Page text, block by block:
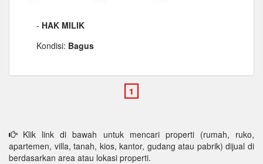
- HAK MILIK
Kondisi: Bagus
Klik link di bawah untuk mencari properti (rumah, ruko,
apartemen, villa, tanah, kios, kantor, gudang atau pabrik) dijual di
berdasarkan area atau lokasi properti.